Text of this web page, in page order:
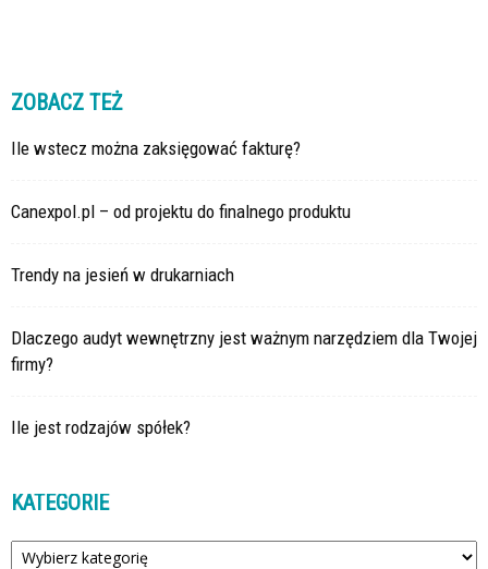
ZOBACZ TEŻ
Ile wstecz można zaksięgować fakturę?
Canexpol.pl – od projektu do finalnego produktu
Trendy na jesień w drukarniach
Dlaczego audyt wewnętrzny jest ważnym narzędziem dla Twojej
firmy?
Ile jest rodzajów spółek?
KATEGORIE
Kategorie